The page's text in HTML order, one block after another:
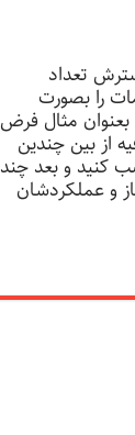
تعداد
را بصورت
بعنوان مثال فرض
از بین چندین
کنید و بعد چند
و عملکردشان